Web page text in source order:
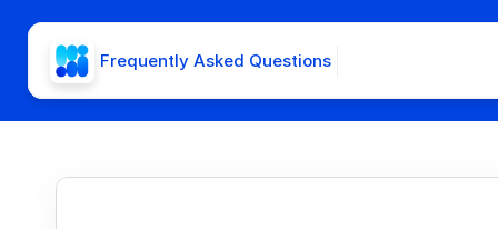
Frequently Asked Questions